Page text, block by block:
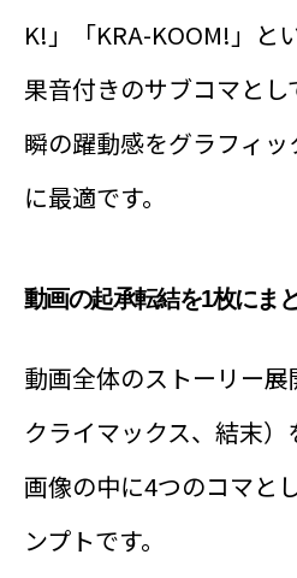
K!」「KRA-KOOM!」と
果音付きのサブコマと
瞬の躍動感をグラフィ
に最適です。
動画の起承転結を1枚にま
動画全体のストーリー展
クライマックス、結末
画像の中に4つのコマと
ンプトです。